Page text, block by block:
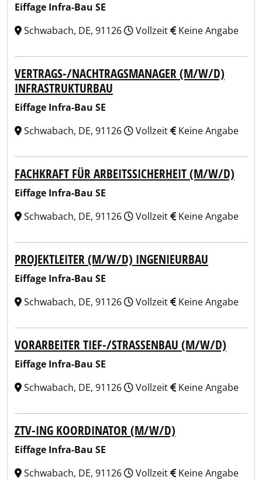
Eiffage Infra-Bau SE
Schwabach, DE, 91126
Vollzeit Keine Angabe
VERTRAGS-/NACHTRAGSMANAGER (M/W/D)
INFRASTRUKTURBAU
Eiffage Infra-Bau SE
Schwabach, DE, 91126
Vollzeit Keine Angabe
FACHKRAFT FÜR ARBEITSSICHERHEIT (M/W/D)
Eiffage Infra-Bau SE
Schwabach, DE, 91126
Vollzeit Keine Angabe
PROJEKTLEITER (M/W/D) INGENIEURBAU
Eiffage Infra-Bau SE
Schwabach, DE, 91126
Vollzeit Keine Angabe
VORARBEITER TIEF-/STRASSENBAU (M/W/D)
Eiffage Infra-Bau SE
Schwabach, DE, 91126
Vollzeit Keine Angabe
ZTV-ING KOORDINATOR (M/W/D)
Eiffage Infra-Bau SE
Schwabach, DE, 91126
Vollzeit Keine Angabe